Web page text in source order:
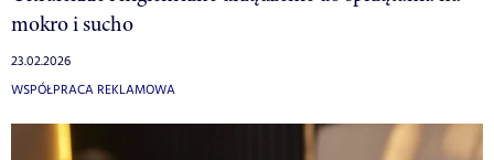
mokro i sucho
23.02.2026
WSPÓŁPRACA REKLAMOWA